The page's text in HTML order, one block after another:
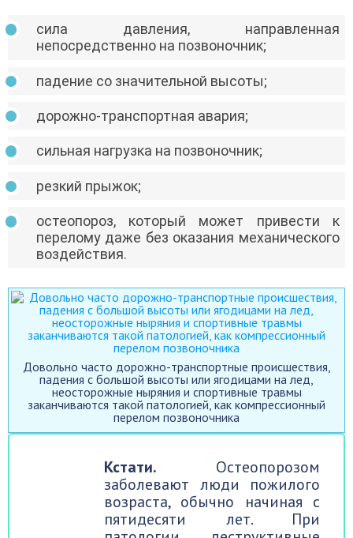
сила давления, направленная
непосредственно на позвоночник;
падение со значительной высоты;
дорожно-транспортная авария;
сильная нагрузка на позвоночник;
резкий прыжок;
остеопороз, который может привести к
перелому даже без оказания механического
воздействия.
Довольно часто дорожно-транспортные происшествия,
падения с большой высоты или ягодицами на лед,
неосторожные ныряния и спортивные травмы
заканчиваются такой патологией, как компрессионный
перелом позвоночника
Кстати. Остеопорозом
заболевают люди пожилого
возраста, обычно начиная с
пятидесяти лет. При